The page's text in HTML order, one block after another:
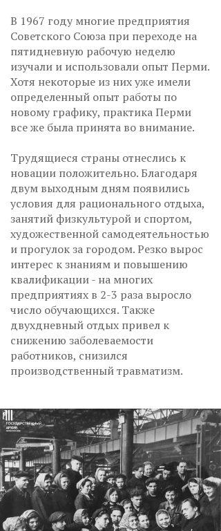
В 1967 году многие предприятия
Советского Союза при переходе на
пятидневную рабочую неделю
изучали и использовали опыт Перми.
Хотя некоторые из них уже имели
определенный опыт работы по
новому графику, практика Перми
все же была принята во внимание.
Трудящиеся страны отнеслись к
новации положительно. Благодаря
двум выходным дням появились
условия для рационального отдыха,
занятий физкультурой и спортом,
художественной самодеятельностью
и прогулок за городом. Резко вырос
интерес к знаниям и повышению
квалификации - на многих
предприятиях в 2-3 раза выросло
число обучающихся. Также
двухдневный отдых привел к
снижению заболеваемости
работников, снизился
производственный травматизм.